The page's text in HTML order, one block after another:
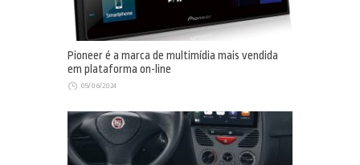
Pioneer é a marca de multimídia mais vendida
em plataforma on-line
05/06/2024